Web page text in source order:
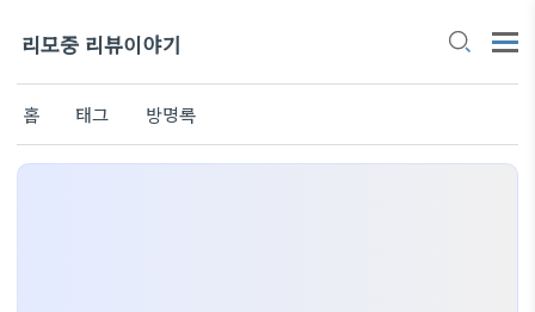
리모중 리뷰이야기
홈 태그 방명록